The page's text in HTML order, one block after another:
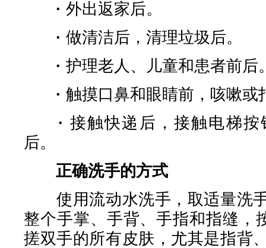
· 外出返家后。
· 做清洁后，清理垃圾后。
· 护理老人、儿童和患者前后
· 触摸口鼻和眼睛前，咳嗽或
· 接触快递后，接触电梯
后。
正确洗手的方式
使用流动水洗手，取适量洗
整个手掌、手背、手指和指缝，
搓双手的所有皮肤，尤其是指背